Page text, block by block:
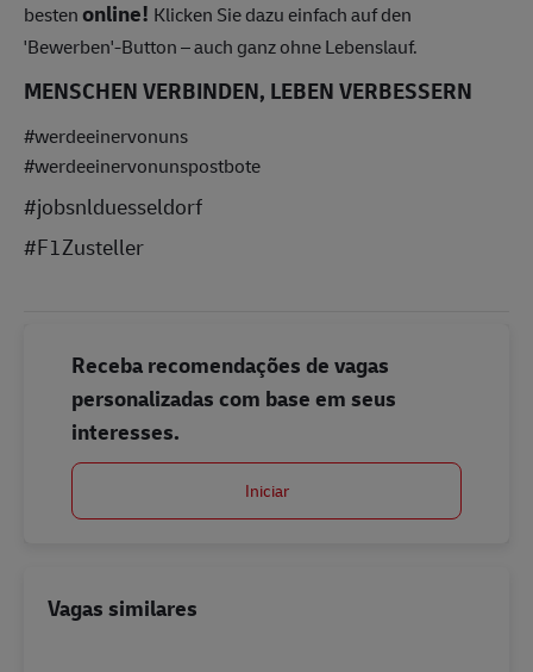
bestenonline! Klicken Sie dazu einfach auf den
'Bewerben'-Button – auch ganz ohne Lebenslauf.
MENSCHEN VERBINDEN, LEBEN VERBESSERN
#werdeeinervonuns
#werdeeinervonunspostbote
#jobsnlduesseldorf
#F1Zusteller
Receba recomendações de vagas
personalizadas com base em seus
interesses.
Iniciar
Vagas similares